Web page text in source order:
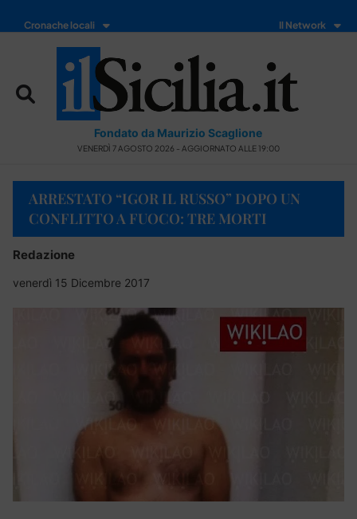
Cronache locali Il Network
Fondato da Maurizio Scaglione
VENERDÌ 7 AGOSTO 2026 - AGGIORNATO ALLE 19:00
ARRESTATO “IGOR IL RUSSO” DOPO UN
CONFLITTO A FUOCO: TRE MORTI
Redazione
venerdì 15 Dicembre 2017